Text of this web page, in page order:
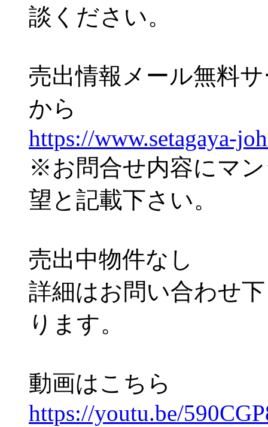
談ください。
売出情報メール無料
から
https://www.setagaya-
※お問合せ内容にマ
望と記載下さい。
売出中物件なし
詳細はお問い合わせ
ります。
動画はこちら
https://youtu.be/